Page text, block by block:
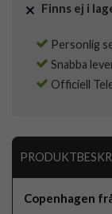
Finns ej i
Personlig
Snabba
Officiell
Copenhagen